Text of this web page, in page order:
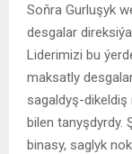
Soňra Gurluşyk
desgalar
Liderimizi bu
maksatly
sagaldyş-
bilen tanyşdyrdy.
binasy, saglyk